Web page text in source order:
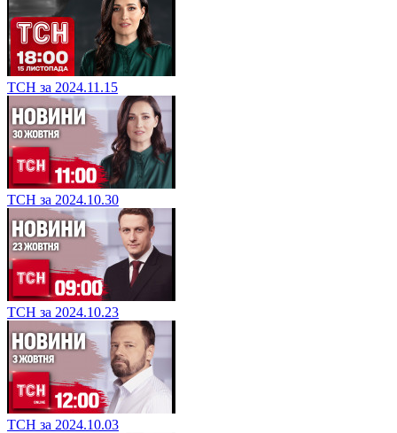
ТСН за 2024.11.15
ТСН за 2024.10.30
ТСН за 2024.10.23
ТСН за 2024.10.03